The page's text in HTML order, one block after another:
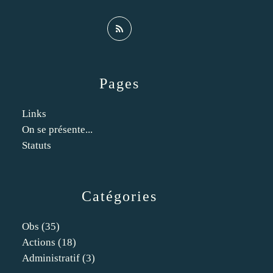
Catégories
Obs (35)
Actions (18)
Administratif (3)
Pages
Links
On se présente...
Statuts